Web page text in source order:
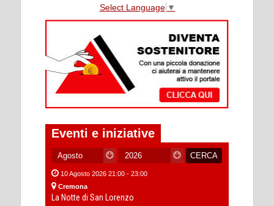
Select Language ▼
Eventi e iniziative
10 Agosto 2026 21:00 - 23:00
Cremona
La Notte di San Lorenzo